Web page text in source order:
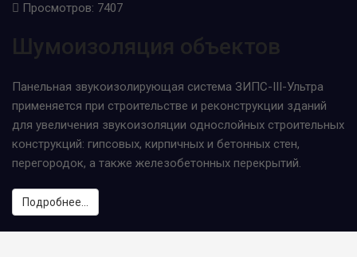
Просмотров: 7407
Шумоизоляция объектов
Панельная звукоизолирующая система ЗИПС-III-Ультра
применяется при строительстве и реконструкции зданий
для увеличения звукоизоляции однослойных строительных
конструкций: гипсовых, кирпичных и бетонных стен,
перегородок, а также железобетонных перекрытий.
Подробнее...